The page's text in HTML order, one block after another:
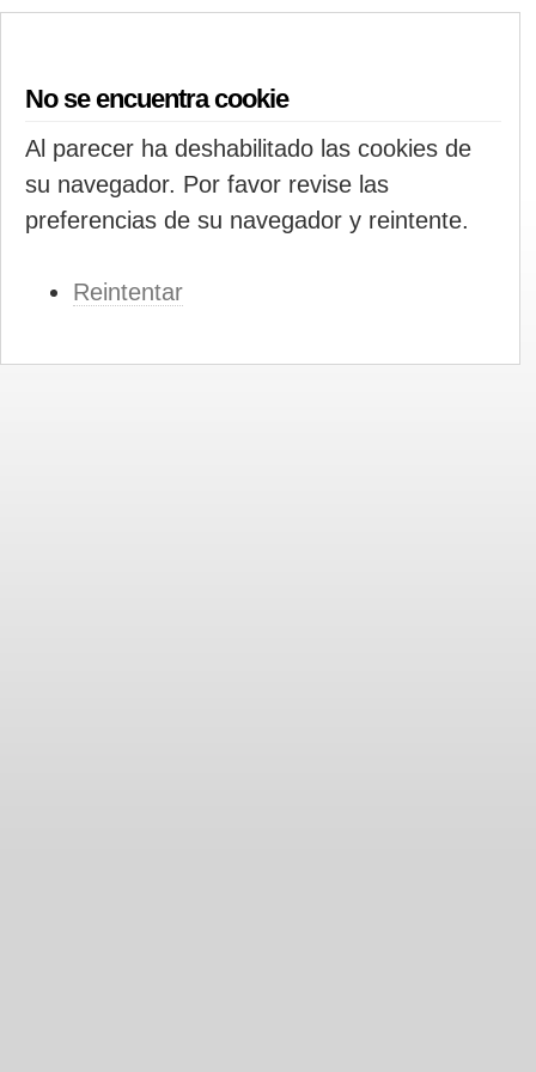
No se encuentra cookie
Al parecer ha deshabilitado las cookies de
su navegador. Por favor revise las
preferencias de su navegador y reintente.
Reintentar